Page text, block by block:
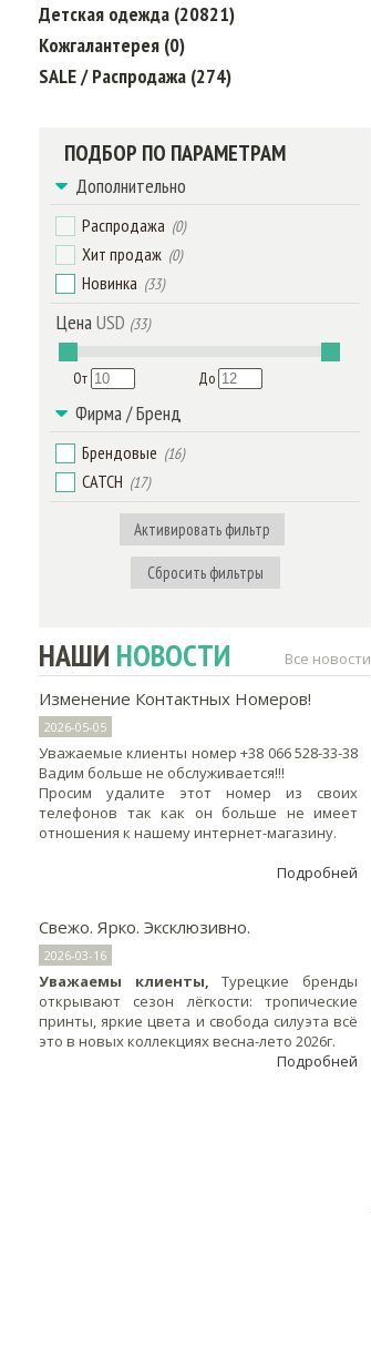
Детская одежда (20821)
Кожгалантерея (0)
SALE / Распродажа (274)
ПОДБОР ПО ПАРАМЕТРАМ
Дополнительно
Распродажа (0)
Хит продаж (0)
Новинка (33)
ЦенаUSD (33)
От До
Фирма / Бренд
Брендовые (16)
CATCH (17)
Активировать фильтр
Сбросить фильтры
НАШИ НОВОСТИ Все новости
Изменение Контактных Номеров!
2026-05-05
Уважаемые клиенты номер +38 066 528-33-38
Вадим больше не обслуживается!!!
Просим удалите этот номер из своих
телефонов так как он больше не имеет
отношения к нашему интернет-магазину.
Подробней
Свежо. Ярко. Эксклюзивно.
2026-03-16
Уважаемы клиенты,Турецкие бренды
открывают сезон лёгкости: тропические
принты, яркие цвета и свобода силуэта всё
это в новых коллекциях весна-лето 2026г.
Подробней